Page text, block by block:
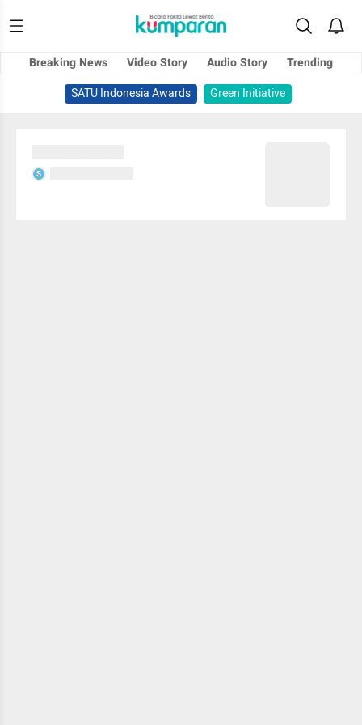
Breaking News Video Story Audio Story
Trending
SATU Indonesia Awards
Green Initiative
S